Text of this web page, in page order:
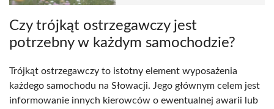
Czy trójkąt ostrzegawczy jest
potrzebny w każdym samochodzie?
Trójkąt ostrzegawczy to istotny element wyposażenia
każdego samochodu na Słowacji. Jego głównym celem jest
informowanie innych kierowców o ewentualnej awarii lub